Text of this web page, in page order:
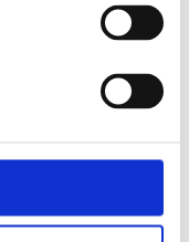
funktionen
Det betyder, at du